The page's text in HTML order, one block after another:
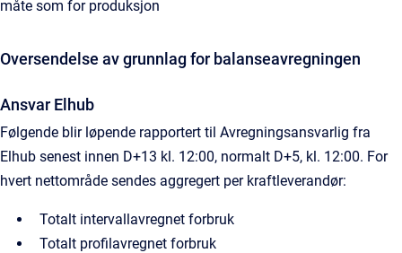
måte som for produksjon
Oversendelse av grunnlag for balanseavregningen
Ansvar Elhub
Følgende blir løpende rapportert til Avregningsansvarlig fra
Elhub senest innen D+13 kl. 12:00, normalt D+5, kl. 12:00. For
hvert nettområde sendes aggregert per kraftleverandør:
Totalt intervallavregnet forbruk
Totalt profilavregnet forbruk